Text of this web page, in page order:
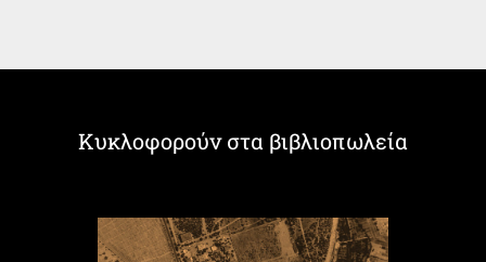
Κυκλοφορούν στα βιβλιοπωλεία